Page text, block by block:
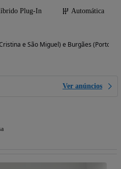
Plug-In
Automática
e São Miguel) e Burgães (Porto)
Ver anúncios